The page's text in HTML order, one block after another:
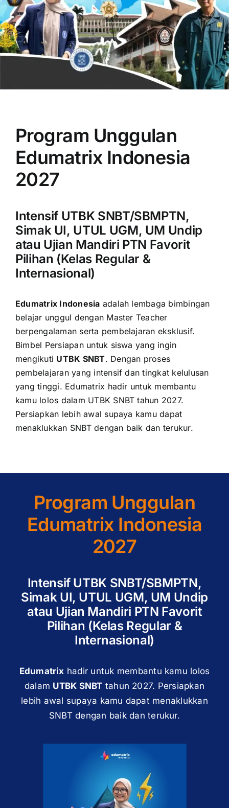
OUR PROGRAM
CONTACT US
Program Unggulan
Edumatrix Indonesia
2027
Intensif UTBK SNBT/SBMPTN,
Simak UI, UTUL UGM, UM Undip
atau Ujian Mandiri PTN Favorit
Pilihan (Kelas Regular &
Internasional)
Edumatrix Indonesia adalah lembaga bimbingan
belajar unggul dengan Master Teacher
berpengalaman serta pembelajaran eksklusif.
Bimbel Persiapan untuk siswa yang ingin
mengikuti UTBK SNBT. Dengan proses
pembelajaran yang intensif dan tingkat kelulusan
yang tinggi. Edumatrix hadir untuk membantu
kamu lolos dalam UTBK SNBT tahun 2027.
Persiapkan lebih awal supaya kamu dapat
menaklukkan SNBT dengan baik dan terukur.
Program Unggulan
Edumatrix Indonesia
2027
Intensif UTBK SNBT/SBMPTN,
Simak UI, UTUL UGM, UM Undip
atau Ujian Mandiri PTN Favorit
Pilihan (Kelas Regular &
Internasional)
Edumatrix hadir untuk membantu kamu lolos
dalam UTBK SNBT tahun 2027. Persiapkan
lebih awal supaya kamu dapat menaklukkan
SNBT dengan baik dan terukur.